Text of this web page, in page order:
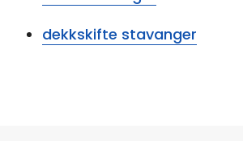
dekkskifte stavanger